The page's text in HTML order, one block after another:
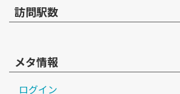
訪問駅数
メタ情報
ログイン